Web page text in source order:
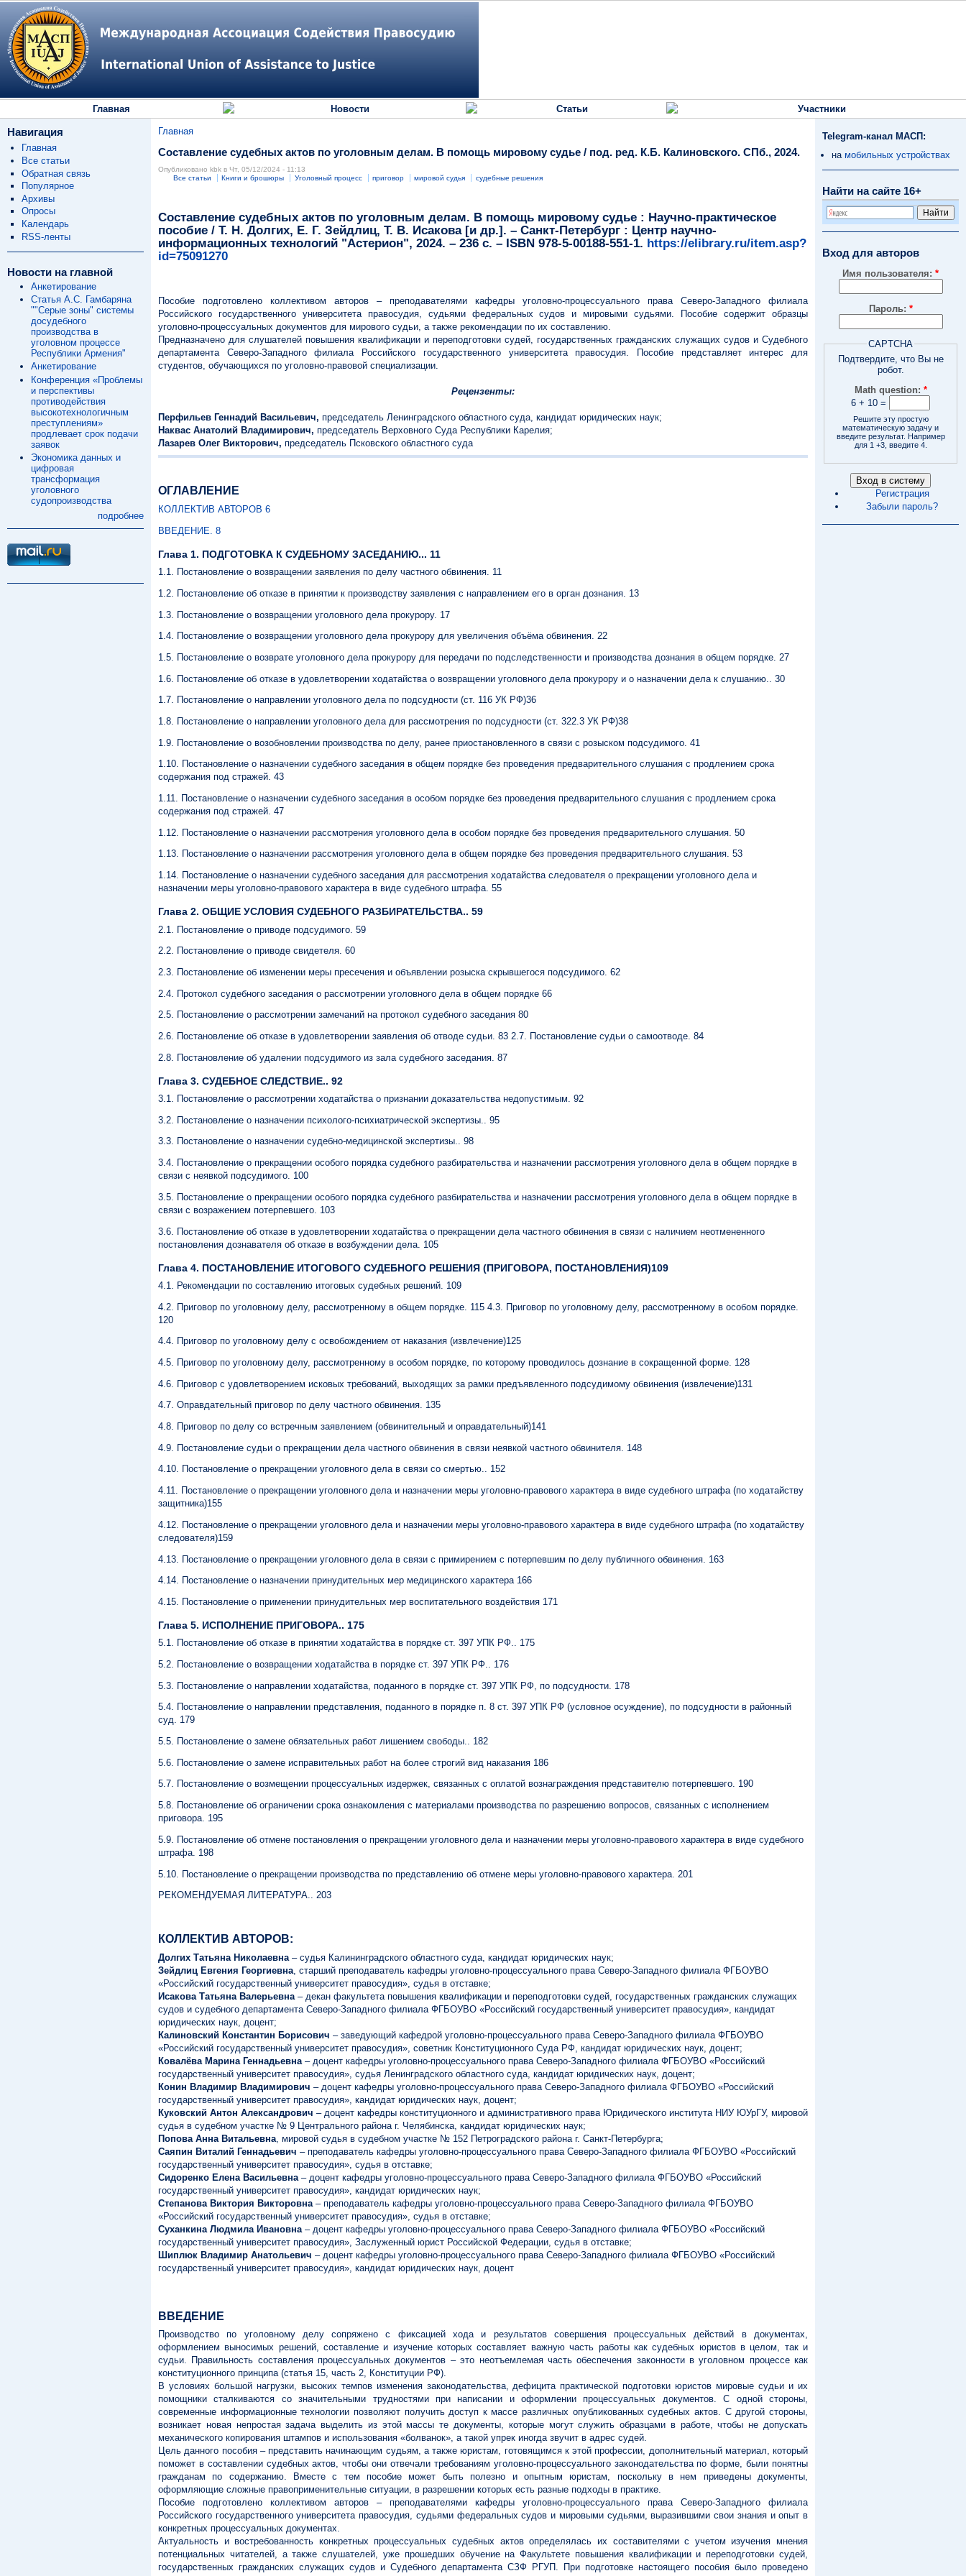
Главная Новости Статьи Участники
Навигация
Главная
Все статьи
Обратная связь
Популярное
Архивы
Опросы
Календарь
RSS-ленты
Новости на главной
Анкетирование
Статья А.С. Гамбаряна
""Серые зоны" системы
досудебного
производства в
уголовном процессе
Республики Армения"
Анкетирование
Конференция «Проблемы
и перспективы
противодействия
высокотехнологичным
преступлениям»
продлевает срок подачи
заявок
Экономика данных и
цифровая
трансформация
уголовного
судопроизводства
подробнее
Главная
Составление судебных актов по уголовным делам. В помощь мировому судье / под. ред. К.Б. Калиновского. СПб., 2024.
Опубликовано kbk в Чт, 05/12/2024 - 11:13
Все статьи
Книги и брошюры Уголовный процесс приговор мировой судья судебные решения
Составление судебных актов по уголовным делам. В помощь мировому судье : Научно-практическое
пособие / Т. Н. Долгих, Е. Г. Зейдлиц, Т. В. Исакова [и др.]. – Санкт-Петербург : Центр научно-
информационных технологий "Астерион", 2024. – 236 с. – ISBN 978-5-00188-551-1. https://elibrary.ru/item.asp?
id=75091270
Пособие подготовлено коллективом авторов – преподавателями кафедры уголовно-процессуального права Северо-Западного филиала
Российского государственного университета правосудия, судьями федеральных судов и мировыми судьями. Пособие содержит образцы
уголовно-процессуальных документов для мирового судьи, а также рекомендации по их составлению.
Предназначено для слушателей повышения квалификации и переподготовки судей, государственных гражданских служащих судов и Судебного
департамента Северо-Западного филиала Российского государственного университета правосудия. Пособие представляет интерес для
студентов, обучающихся по уголовно-правовой специализации.
Рецензенты:
Перфильев Геннадий Васильевич, председатель Ленинградского областного суда, кандидат юридических наук;
Наквас Анатолий Владимирович, председатель Верховного Суда Республики Карелия;
Лазарев Олег Викторович, председатель Псковского областного суда
ОГЛАВЛЕНИЕ
КОЛЛЕКТИВ АВТОРОВ 6
ВВЕДЕНИЕ. 8
Глава 1. ПОДГОТОВКА К СУДЕБНОМУ ЗАСЕДАНИЮ... 11
1.1. Постановление о возвращении заявления по делу частного обвинения. 11
1.2. Постановление об отказе в принятии к производству заявления с направлением его в орган дознания. 13
1.3. Постановление о возвращении уголовного дела прокурору. 17
1.4. Постановление о возвращении уголовного дела прокурору для увеличения объёма обвинения. 22
1.5. Постановление о возврате уголовного дела прокурору для передачи по подследственности и производства дознания в общем порядке. 27
1.6. Постановление об отказе в удовлетворении ходатайства о возвращении уголовного дела прокурору и о назначении дела к слушанию.. 30
1.7. Постановление о направлении уголовного дела по подсудности (ст. 116 УК РФ)36
1.8. Постановление о направлении уголовного дела для рассмотрения по подсудности (ст. 322.3 УК РФ)38
1.9. Постановление о возобновлении производства по делу, ранее приостановленного в связи с розыском подсудимого. 41
1.10. Постановление о назначении судебного заседания в общем порядке без проведения предварительного слушания с продлением срока
содержания под стражей. 43
1.11. Постановление о назначении судебного заседания в особом порядке без проведения предварительного слушания с продлением срока
содержания под стражей. 47
1.12. Постановление о назначении рассмотрения уголовного дела в особом порядке без проведения предварительного слушания. 50
1.13. Постановление о назначении рассмотрения уголовного дела в общем порядке без проведения предварительного слушания. 53
1.14. Постановление о назначении судебного заседания для рассмотрения ходатайства следователя о прекращении уголовного дела и
назначении меры уголовно-правового характера в виде судебного штрафа. 55
Глава 2. ОБЩИЕ УСЛОВИЯ СУДЕБНОГО РАЗБИРАТЕЛЬСТВА.. 59
2.1. Постановление о приводе подсудимого. 59
2.2. Постановление о приводе свидетеля. 60
2.3. Постановление об изменении меры пресечения и объявлении розыска скрывшегося подсудимого. 62
2.4. Протокол судебного заседания о рассмотрении уголовного дела в общем порядке 66
2.5. Постановление о рассмотрении замечаний на протокол судебного заседания 80
2.6. Постановление об отказе в удовлетворении заявления об отводе судьи. 83 2.7. Постановление судьи о самоотводе. 84
2.8. Постановление об удалении подсудимого из зала судебного заседания. 87
Глава 3. СУДЕБНОЕ СЛЕДСТВИЕ.. 92
3.1. Постановление о рассмотрении ходатайства о признании доказательства недопустимым. 92
3.2. Постановление о назначении психолого-психиатрической экспертизы.. 95
3.3. Постановление о назначении судебно-медицинской экспертизы.. 98
3.4. Постановление о прекращении особого порядка судебного разбирательства и назначении рассмотрения уголовного дела в общем порядке в
связи с неявкой подсудимого. 100
3.5. Постановление о прекращении особого порядка судебного разбирательства и назначении рассмотрения уголовного дела в общем порядке в
связи с возражением потерпевшего. 103
3.6. Постановление об отказе в удовлетворении ходатайства о прекращении дела частного обвинения в связи с наличием неотмененного
постановления дознавателя об отказе в возбуждении дела. 105
Глава 4. ПОСТАНОВЛЕНИЕ ИТОГОВОГО СУДЕБНОГО РЕШЕНИЯ (ПРИГОВОРА, ПОСТАНОВЛЕНИЯ)109
4.1. Рекомендации по составлению итоговых судебных решений. 109
4.2. Приговор по уголовному делу, рассмотренному в общем порядке. 115 4.3. Приговор по уголовному делу, рассмотренному в особом порядке.
120
4.4. Приговор по уголовному делу с освобождением от наказания (извлечение)125
4.5. Приговор по уголовному делу, рассмотренному в особом порядке, по которому проводилось дознание в сокращенной форме. 128
4.6. Приговор с удовлетворением исковых требований, выходящих за рамки предъявленного подсудимому обвинения (извлечение)131
4.7. Оправдательный приговор по делу частного обвинения. 135
4.8. Приговор по делу со встречным заявлением (обвинительный и оправдательный)141
4.9. Постановление судьи о прекращении дела частного обвинения в связи неявкой частного обвинителя. 148
4.10. Постановление о прекращении уголовного дела в связи со смертью.. 152
4.11. Постановление о прекращении уголовного дела и назначении меры уголовно-правового характера в виде судебного штрафа (по ходатайству
защитника)155
4.12. Постановление о прекращении уголовного дела и назначении меры уголовно-правового характера в виде судебного штрафа (по ходатайству
следователя)159
4.13. Постановление о прекращении уголовного дела в связи с примирением с потерпевшим по делу публичного обвинения. 163
4.14. Постановление о назначении принудительных мер медицинского характера 166
4.15. Постановление о применении принудительных мер воспитательного воздействия 171
Глава 5. ИСПОЛНЕНИЕ ПРИГОВОРА.. 175
5.1. Постановление об отказе в принятии ходатайства в порядке ст. 397 УПК РФ.. 175
5.2. Постановление о возвращении ходатайства в порядке ст. 397 УПК РФ.. 176
5.3. Постановление о направлении ходатайства, поданного в порядке ст. 397 УПК РФ, по подсудности. 178
5.4. Постановление о направлении представления, поданного в порядке п. 8 ст. 397 УПК РФ (условное осуждение), по подсудности в районный
суд. 179
5.5. Постановление о замене обязательных работ лишением свободы.. 182
5.6. Постановление о замене исправительных работ на более строгий вид наказания 186
5.7. Постановление о возмещении процессуальных издержек, связанных с оплатой вознаграждения представителю потерпевшего. 190
5.8. Постановление об ограничении срока ознакомления с материалами производства по разрешению вопросов, связанных с исполнением
приговора. 195
5.9. Постановление об отмене постановления о прекращении уголовного дела и назначении меры уголовно-правового характера в виде судебного
штрафа. 198
5.10. Постановление о прекращении производства по представлению об отмене меры уголовно-правового характера. 201
РЕКОМЕНДУЕМАЯ ЛИТЕРАТУРА.. 203
КОЛЛЕКТИВ АВТОРОВ:
Долгих Татьяна Николаевна – судья Калининградского областного суда, кандидат юридических наук;
Зейдлиц Евгения Георгиевна , старший преподаватель кафедры уголовно-процессуального права Северо-Западного филиала ФГБОУВО
«Российский государственный университет правосудия», судья в отставке;
Исакова Татьяна Валерьевна – декан факультета повышения квалификации и переподготовки судей, государственных гражданских служащих
судов и судебного департамента Северо-Западного филиала ФГБОУВО «Российский государственный университет правосудия», кандидат
юридических наук, доцент;
Калиновский Константин Борисович – заведующий кафедрой уголовно-процессуального права Северо-Западного филиала ФГБОУВО
«Российский государственный университет правосудия», советник Конституционного Суда РФ, кандидат юридических наук, доцент;
Ковалёва Марина Геннадьевна – доцент кафедры уголовно-процессуального права Северо-Западного филиала ФГБОУВО «Российский
государственный университет правосудия», судья Ленинградского областного суда, кандидат юридических наук, доцент;
Конин Владимир Владимирович – доцент кафедры уголовно-процессуального права Северо-Западного филиала ФГБОУВО «Российский
государственный университет правосудия», кандидат юридических наук, доцент;
Куковский Антон Александрович – доцент кафедры конституционного и административного права Юридического института НИУ ЮУрГУ, мировой
судья в судебном участке № 9 Центрального района г. Челябинска, кандидат юридических наук;
Попова Анна Витальевна , мировой судья в судебном участке № 152 Петроградского района г. Санкт-Петербурга;
Саяпин Виталий Геннадьевич – преподаватель кафедры уголовно-процессуального права Северо-Западного филиала ФГБОУВО «Российский
государственный университет правосудия», судья в отставке;
Сидоренко Елена Васильевна – доцент кафедры уголовно-процессуального права Северо-Западного филиала ФГБОУВО «Российский
государственный университет правосудия», кандидат юридических наук;
Степанова Виктория Викторовна – преподаватель кафедры уголовно-процессуального права Северо-Западного филиала ФГБОУВО
«Российский государственный университет правосудия», судья в отставке;
Суханкина Людмила Ивановна – доцент кафедры уголовно-процессуального права Северо-Западного филиала ФГБОУВО «Российский
государственный университет правосудия», Заслуженный юрист Российской Федерации, судья в отставке;
Шиплюк Владимир Анатольевич – доцент кафедры уголовно-процессуального права Северо-Западного филиала ФГБОУВО «Российский
государственный университет правосудия», кандидат юридических наук, доцент
ВВЕДЕНИЕ
Производство по уголовному делу сопряжено с фиксацией хода и результатов совершения процессуальных действий в документах,
оформлением выносимых решений, составление и изучение которых составляет важную часть работы как судебных юристов в целом, так и
судьи. Правильность составления процессуальных документов – это неотъемлемая часть обеспечения законности в уголовном процессе как
конституционного принципа (статья 15, часть 2, Конституции РФ).
В условиях большой нагрузки, высоких темпов изменения законодательства, дефицита практической подготовки юристов мировые судьи и их
помощники сталкиваются со значительными трудностями при написании и оформлении процессуальных документов. С одной стороны,
современные информационные технологии позволяют получить доступ к массе различных опубликованных судебных актов. С другой стороны,
возникает новая непростая задача выделить из этой массы те документы, которые могут служить образцами в работе, чтобы не допускать
механического копирования штампов и использования «болванок», а такой упрек иногда звучит в адрес судей.
Цель данного пособия – представить начинающим судьям, а также юристам, готовящимся к этой профессии, дополнительный материал, который
поможет в составлении судебных актов, чтобы они отвечали требованиям уголовно-процессуального законодательства по форме, были понятны
гражданам по содержанию. Вместе с тем пособие может быть полезно и опытным юристам, поскольку в нем приведены документы,
оформляющие сложные правоприменительные ситуации, в разрешении которых есть разные подходы в практике.
Пособие подготовлено коллективом авторов – преподавателями кафедры уголовно-процессуального права Северо-Западного филиала
Российского государственного университета правосудия, судьями федеральных судов и мировыми судьями, выразившими свои знания и опыт в
конкретных процессуальных документах.
Актуальность и востребованность конкретных процессуальных судебных актов определялась их составителями с учетом изучения мнения
потенциальных читателей, а также слушателей, уже прошедших обучение на Факультете повышения квалификации и переподготовки судей,
государственных гражданских служащих судов и Судебного департамента СЗФ РГУП. При подготовке настоящего пособия было проведено
Telegram-канал МАСП:
на мобильных устройствах
Найти на сайте 16+
Вход для авторов
Имя пользователя: *
Пароль: *
CAPTCHA
Подтвердите, что Вы не
робот.
Math question: *
6 + 10 =
Решите эту простую
математическую задачу и
введите результат. Например
для 1 +3, введите 4.
Регистрация
Забыли пароль?